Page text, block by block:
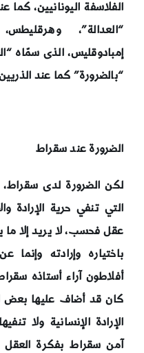
الفلاسفة اليونانيين، كما
“العدالة”،
إمبادوقليس، الذى سمّاه
“بالضرورة” كما عند
الضرورة عند سقراط
لكن الضرورة لدى سقراط،
التي تنفي حرية الإرادة
عقل فحسب، لا يريد إلا ما
باختياره وإرادته
أفلاطون آراء أستاذه
كان قد أضاف عليها بعض
الإرادة الإنسانية ولا
آمن سقراط بفكرة العقل